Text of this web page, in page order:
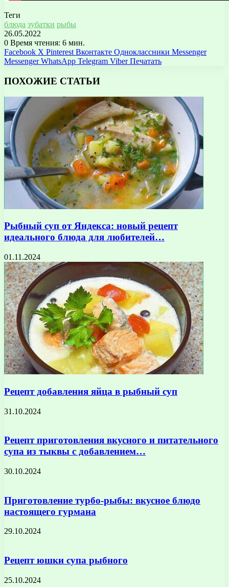
Теги
блюда зубатки рыбы
26.05.2022
0 Время чтения: 6 мин.
Facebook X Pinterest Вконтакте Одноклассники Messenger
Messenger WhatsApp Telegram Viber Печатать
ПОХОЖИЕ СТАТЬИ
Рыбный суп от Яндекса: новый рецепт
идеального блюда для любителей…
01.11.2024
Рецепт добавления яйца в рыбный суп
31.10.2024
Рецепт приготовления вкусного и питательного
супа из тыквы с добавлением…
30.10.2024
Приготовление турбо-рыбы: вкусное блюдо
настоящего гурмана
29.10.2024
Рецепт юшки супа рыбного
25.10.2024